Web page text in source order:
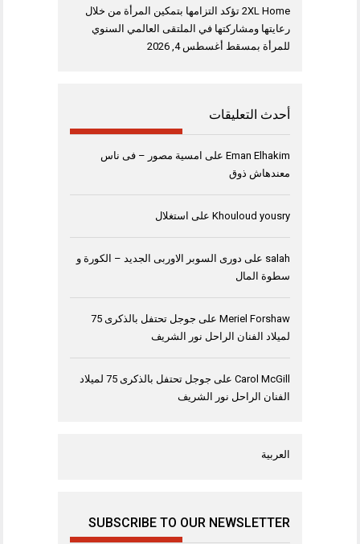
2XL Home تؤكد التزامها بتمكين المرأة من خلال
رعايتها ومشاركتها في الملتقى العالمي السنوي
للمرأة بمسقط أغسطس 4, 2026
أحدث التعليقات
Eman Elhakim على امسية مصور – فى ناس
معندهاش ذوق
Khouloud yousry على استغلال
salah على دورى السوبر الاوربى الجديد – الكورة و
سطوة المال
Meriel Forshaw على
جوجل تحتفل بالذكرى 75
لميلاد الفنان الراحل نور الشريف
Carol McGill على
جوجل تحتفل بالذكرى 75 لميلاد
الفنان الراحل نور الشريف
العربية
SUBSCRIBE TO OUR NEWSLETTER